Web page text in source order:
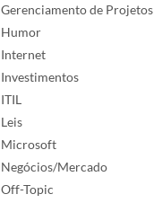
Gerenciamento de Projetos
Humor
Internet
Investimentos
ITIL
Leis
Microsoft
Negócios/Mercado
Off-Topic